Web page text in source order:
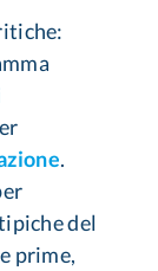
.
del
prime,